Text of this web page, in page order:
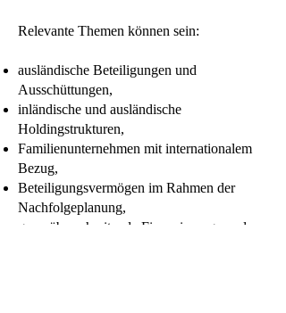
Relevante Themen können sein:
ausländische Beteiligungen und
Ausschüttungen,
inländische und ausländische
Holdingstrukturen,
Familienunternehmen mit internationalem
Bezug,
Beteiligungsvermögen im Rahmen der
Nachfolgeplanung,
grenzüberschreitende Finanzierungen oder